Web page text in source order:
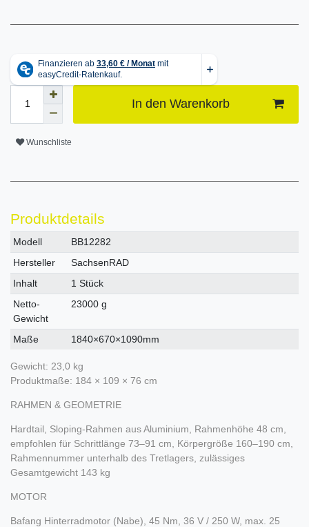
In den Warenkorb
Wunschliste
Produktdetails
Technisches
Merkmal
Wert
Modell
BB12282
Hersteller
SachsenRAD
Inhalt
1 Stück
Netto-
Gewicht
23000 g
Maße 1840×670×1090mm
Gewicht: 23,0 kg
Produktmaße: 184 × 109 × 76 cm
RAHMEN & GEOMETRIE
Hardtail, Sloping-Rahmen aus Aluminium, Rahmenhöhe 48 cm,
empfohlen für Schrittlänge 73–91 cm, Körpergröße 160–190 cm,
Rahmennummer unterhalb des Tretlagers, zulässiges
Gesamtgewicht 143 kg
MOTOR
Bafang Hinterradmotor (Nabe), 45 Nm, 36 V / 250 W, max. 25